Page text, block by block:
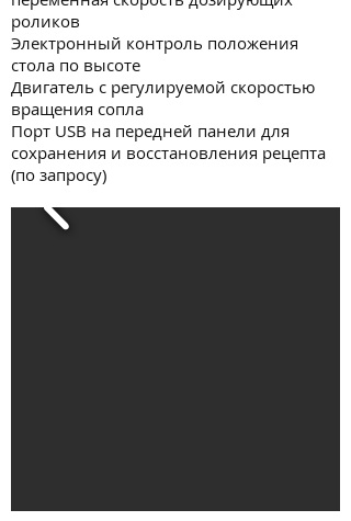
роликов
Электронный контроль положения
стола по высоте
Двигатель с регулируемой скоростью
вращения сопла
Порт USB на передней панели для
сохранения и восстановления рецепта
(по запросу)